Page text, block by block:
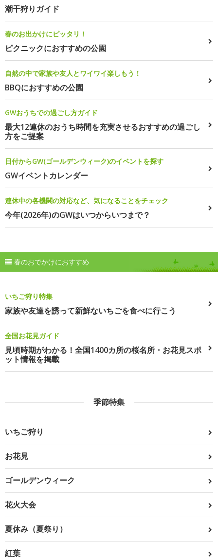
潮干狩りガイド
春のお出かけにピッタリ！
ピクニックにおすすめの公園
自然の中で家族や友人とワイワイ楽しもう！
BBQにおすすめの公園
GWおうちでの過ごし方ガイド
最大12連休のおうち時間を充実させるおすすめの過ごし
方をご提案
日付からGW(ゴールデンウィーク)のイベントを探す
GWイベントカレンダー
連休中の各機関の対応など、気になることをチェック
今年(2026年)のGWはいつからいつまで？
春のおでかけにおすすめ
いちご狩り特集
家族や友達を誘って新鮮ないちごを食べに行こう
全国お花見ガイド
見頃時期がわかる！全国1400カ所の桜名所・お花見スポ
ット情報を掲載
季節特集
いちご狩り
お花見
ゴールデンウィーク
花火大会
夏休み（夏祭り）
紅葉